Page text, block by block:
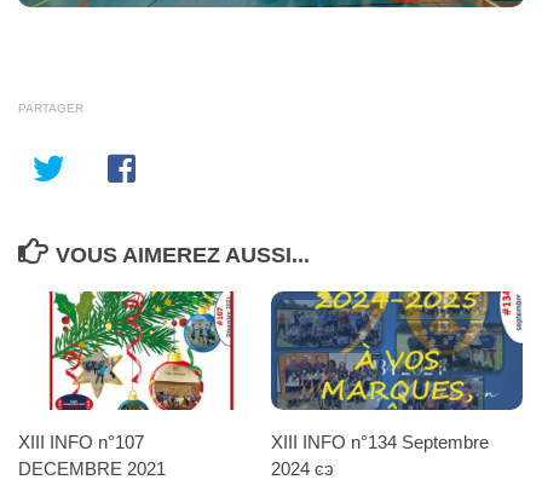
PARTAGER
VOUS AIMEREZ AUSSI...
XIII INFO n°107
DECEMBRE 2021
XIII INFO n°134 Septembre
2024 ͼͽ